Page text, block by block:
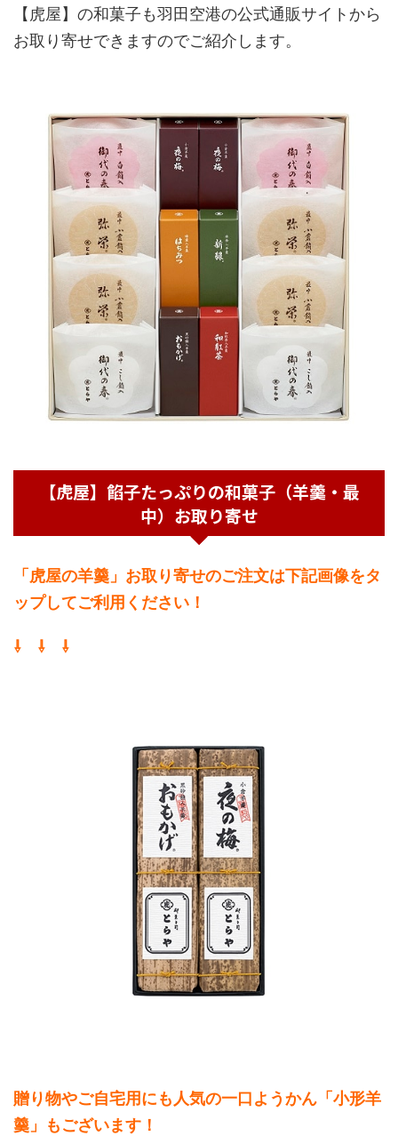
【虎屋】の和菓子も羽田空港の公式通販サイトから
お取り寄せできますのでご紹介します。
【虎屋】餡子たっぷりの和菓子（羊羹・最
中）お取り寄せ
「虎屋の羊羹」お取り寄せのご注文は下記画像をタ
ップしてご利用ください！
⇩ ⇩ ⇩
贈り物やご自宅用にも人気の一口ようかん「小形羊
羹」もございます！